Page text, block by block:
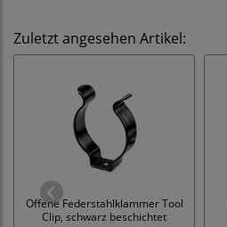
Zuletzt angesehen Artikel:
Offene Federstahlklammer Tool
Clip, schwarz beschichtet